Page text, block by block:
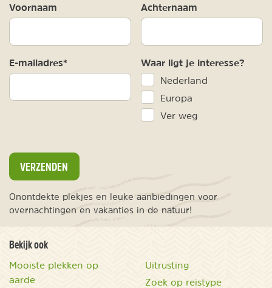
Voornaam Achternaam
E-mailadres* Waar ligt je interesse?
Nederland
Europa
Ver weg
VERZENDEN
Onontdekte plekjes en leuke aanbiedingen voor
overnachtingen en vakanties in de natuur!
Bekijk ook
Mooiste plekken op
aarde
Uitrusting
Zoek op reistype